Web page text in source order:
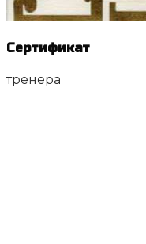
Сертификат
тренера